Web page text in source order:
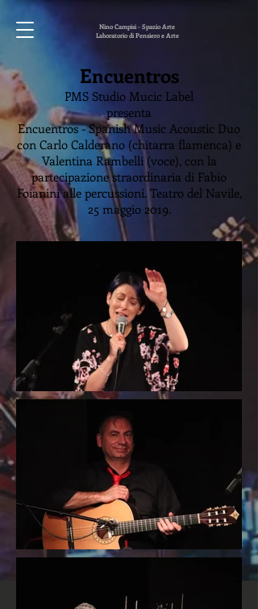
Nino Campisi - Spazio Arte
Laboratorio di Pensiero e Arte
Encuentros
PMS Studio Mucic Label
presenta
Encuentros - Spanish Music Acoustic Duo
con Carlo Calderano (chitarra flamenca) e
Valentina Rambelli (voce), con la
partecipazione straordinaria di Fabio
Foianini alle percussioni. Teatro del Navile,
25 maggio 2019.